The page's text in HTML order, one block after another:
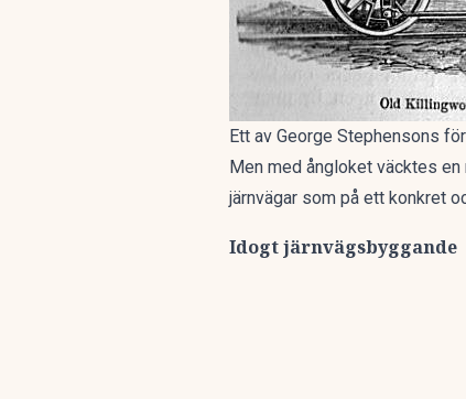
Ett av George Stephensons
Men med ångloket väcktes en
järnvägar som på ett konkret
Idogt järnvägsbyggande